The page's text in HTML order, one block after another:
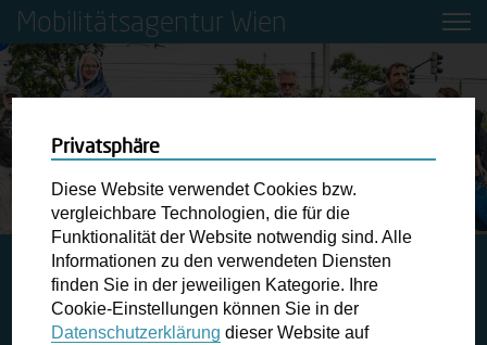
Mobilitätsagentur Wien
STARTSEITE JAHRESRÜCKBLICK 2018
WALK WITH ME
– EINE ENTDECKUNGSREISE DURCH DIE LEOPOLDSTADT
Privatsphäre
Diese Website verwendet Cookies bzw.
vergleichbare Technologien, die für die
Funktionalität der Website notwendig sind. Alle
Informationen zu den verwendeten Diensten
finden Sie in der jeweiligen Kategorie. Ihre
Cookie-Einstellungen können Sie in der
Datenschutzerklärung dieser Website auf